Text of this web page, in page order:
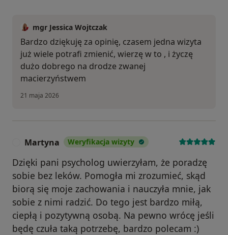
mgr Jessica Wojtczak
Bardzo dziękuję za opinię, czasem jedna wizyta
już wiele potrafi zmienić, wierzę w to , i życzę
dużo dobrego na drodze zwanej
macierzyństwem
21 maja 2026
Martyna Weryfikacja wizyty
Dzięki pani psycholog uwierzyłam, że poradzę
sobie bez leków. Pomogła mi zrozumieć, skąd
biorą się moje zachowania i nauczyła mnie, jak
sobie z nimi radzić. Do tego jest bardzo miłą,
ciepłą i pozytywną osobą. Na pewno wrócę jeśli
będę czuła taką potrzebę, bardzo polecam :)